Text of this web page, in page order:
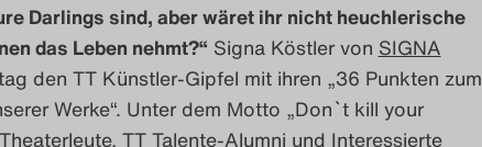
Darlings sind, aber wäret ihr nicht heuchlerische
das Leben nehmt?“ Signa Köstler von SIGNA
den TT Künstler-Gipfel mit ihren „36 Punkten zum
Werke“. Unter dem Motto „Don`t kill your
TT Talente-Alumni und Interessierte